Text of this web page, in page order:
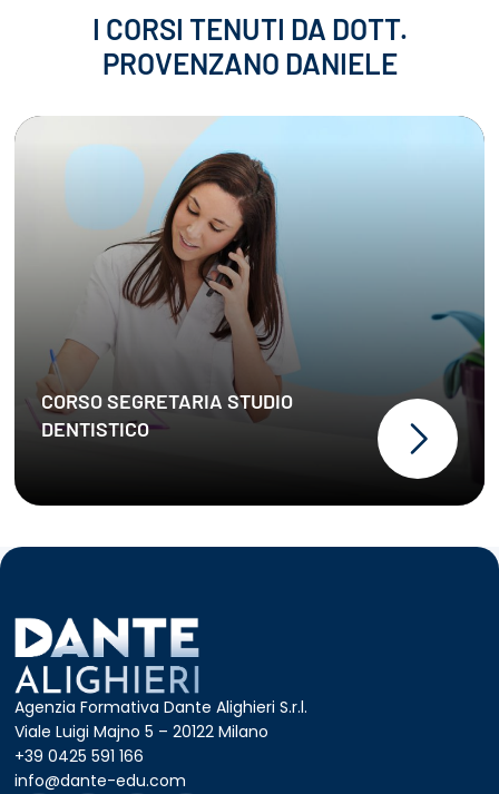
I CORSI TENUTI DA DOTT.
PROVENZANO DANIELE
CORSO SEGRETARIA STUDIO
DENTISTICO
Agenzia Formativa Dante Alighieri S.r.l.
Viale Luigi Majno 5 – 20122 Milano
+39 0425 591 166
info@dante-edu.com